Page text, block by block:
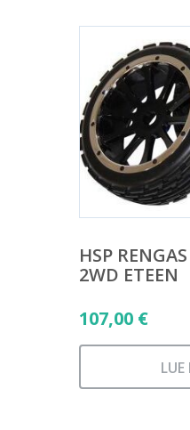
HSP
2WD ETEEN
107,00 €